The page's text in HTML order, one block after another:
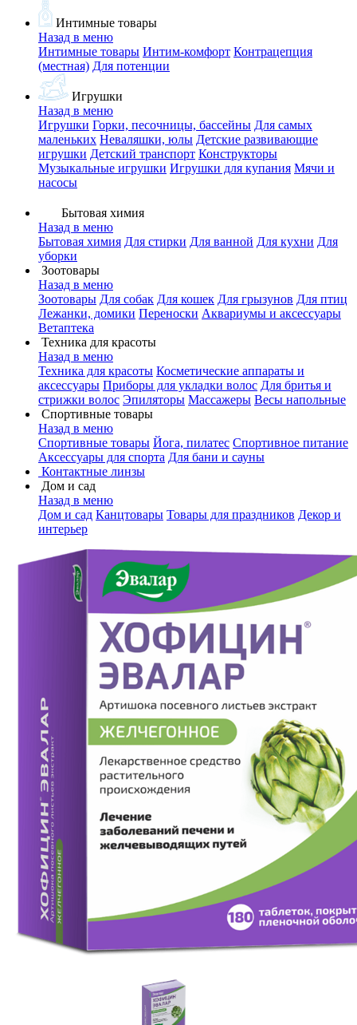
Интимные товары
Назад в меню
Интимные товары Интим-комфорт Контрацепция
(местная) Для потенции
Игрушки
Назад в меню
Игрушки Горки, песочницы, бассейны Для самых
маленьких Неваляшки, юлы Детские развивающие
игрушки Детский транспорт Конструкторы
Музыкальные игрушки Игрушки для купания Мячи и
насосы
Бытовая химия
Назад в меню
Бытовая химия Для стирки Для ванной Для кухни Для
уборки
Зоотовары
Назад в меню
Зоотовары Для собак Для кошек Для грызунов Для птиц
Лежанки, домики Переноски Аквариумы и аксессуары
Ветаптека
Техника для красоты
Назад в меню
Техника для красоты Косметические аппараты и
аксессуары Приборы для укладки волос Для бритья и
стрижки волос Эпиляторы Массажеры Весы напольные
Спортивные товары
Назад в меню
Спортивные товары Йога, пилатес Спортивное питание
Аксессуары для спорта Для бани и сауны
Контактные линзы
Дом и сад
Назад в меню
Дом и сад Канцтовары Товары для праздников Декор и
интерьер